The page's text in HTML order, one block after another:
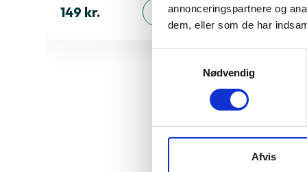
annonceringspartnere og
dem, eller som de har
Nødvendig
Afvis
149 kr. TILFØJ 199 kr.
Derfor